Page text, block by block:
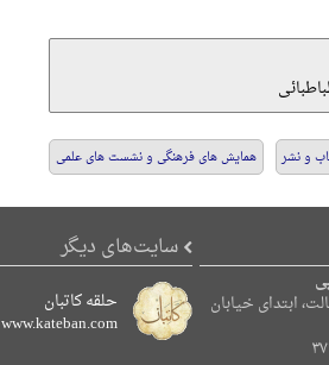
و نشر همایش های فرهنگی و نشست های علمی
ابتدای خیابان
سایت‌های دیگر
حلقه کاتبان
www.kateban.com